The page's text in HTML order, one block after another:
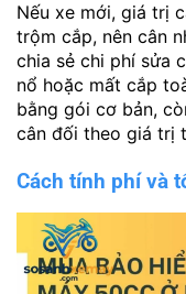
Nếu xe mới, giá trị
trộm cắp, nên cân
chia sẻ chi phí sửa
nổ hoặc mất cắp
bằng gói cơ bản,
cân đối theo giá trị
Cách tính phí và